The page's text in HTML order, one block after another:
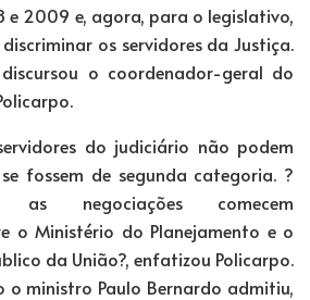
e 2009 e, agora, para o legislativo,
os servidores da Justiça.
discursou o coordenador-geral do
do judiciário não podem
fossem de segunda categoria. ?
as negociações comecem
o Ministério do Planejamento e o
da União?, enfatizou Policarpo.
o ministro Paulo Bernardo admitiu,